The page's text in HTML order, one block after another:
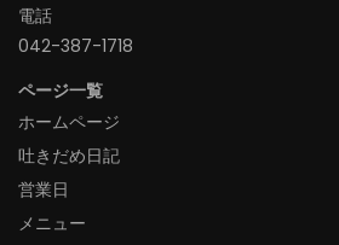
電話
042-387-1718‬
ページ一覧
ホームページ
吐きだめ日記
営業日
メニュー